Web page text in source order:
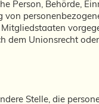
Person, Behörde,
dem Unionsrecht
Stelle, die